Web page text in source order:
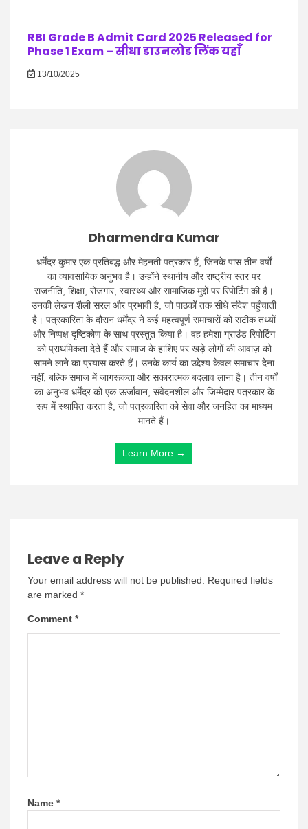
RBI Grade B Admit Card 2025 Released for
Phase 1 Exam – सीधा डाउनलोड लिंक यहाँ
13/10/2025
Dharmendra Kumar
धर्मेंद्र कुमार एक प्रतिबद्ध और मेहनती पत्रकार हैं, जिनके पास तीन वर्षों
का व्यावसायिक अनुभव है। उन्होंने स्थानीय और राष्ट्रीय स्तर पर
राजनीति, शिक्षा, रोजगार, स्वास्थ्य और सामाजिक मुद्दों पर रिपोर्टिंग की है।
उनकी लेखन शैली सरल और प्रभावी है, जो पाठकों तक सीधे संदेश पहुँचाती
है। पत्रकारिता के दौरान धर्मेंद्र ने कई महत्वपूर्ण समाचारों को सटीक तथ्यों
और निष्पक्ष दृष्टिकोण के साथ प्रस्तुत किया है। वह हमेशा ग्राउंड रिपोर्टिंग
को प्राथमिकता देते हैं और समाज के हाशिए पर खड़े लोगों की आवाज़ को
सामने लाने का प्रयास करते हैं। उनके कार्य का उद्देश्य केवल समाचार देना
नहीं, बल्कि समाज में जागरूकता और सकारात्मक बदलाव लाना है। तीन वर्षों
का अनुभव धर्मेंद्र को एक ऊर्जावान, संवेदनशील और जिम्मेदार पत्रकार के
रूप में स्थापित करता है, जो पत्रकारिता को सेवा और जनहित का माध्यम
मानते हैं।
Learn More →
Leave a Reply
Your email address will not be published.
Required fields
are marked *
Comment *
Name *